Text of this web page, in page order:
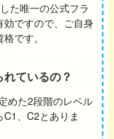
た唯一の公式フラ
効ですので、ご自身
です。
ているの？
めた2段階のレベル
、C2とありま